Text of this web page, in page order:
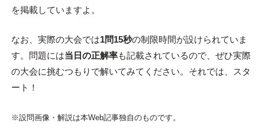
を掲載していますよ。
なお、実際の大会では1問15秒の制限時間が設けられていま
す。問題には当日の正解率も記載されているので、ぜひ実際
の大会に挑むつもりで解いてみてください。それでは、スタ
ート！
※設問画像・解説は本Web記事独自のものです。